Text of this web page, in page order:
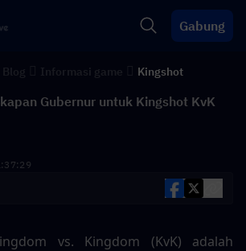
Gabung
Kingshot
Gubernur untuk Kingshot KvK
vs. Kingdom (KvK) adalah